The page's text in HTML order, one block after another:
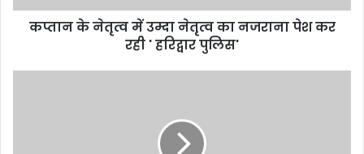
d
कप्तान के नेतृत्व में उम्दा नेतृत्व का नजराना पेश कर
रही ' हरिद्वार पुलिस'